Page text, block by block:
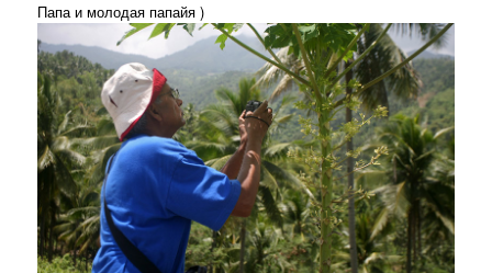
Папа и молодая папайя )